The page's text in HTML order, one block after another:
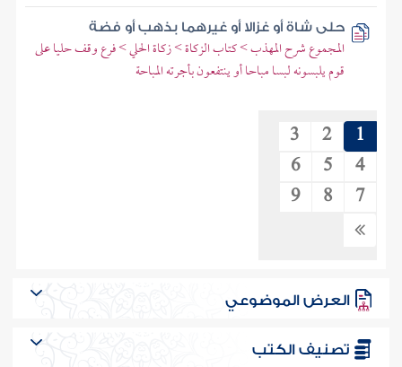
حلى شاة أو غزالا أو غيرهما بذهب أو فضة
المجموع شرح المهذب > كتاب الزكاة > زكاة الحلي > فرع وقف حليا على
قوم يلبسونه لبسا مباحا أو ينتفعون بأجرته المباحة
1
2
3
4
5
6
7
8
9
العرض الموضوعي
تصنيف الكتب